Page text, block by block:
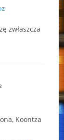
zwłaszcza
Koontza